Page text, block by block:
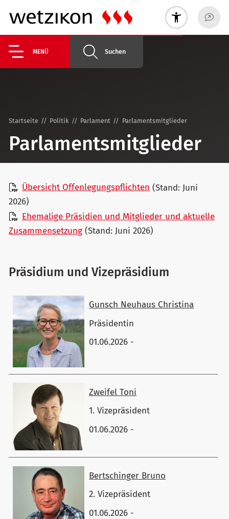
MENÜ Suchen
Startseite Politik Parlament Parlamentsmitglieder
Parlamentsmitglieder
Übersicht Offenlegungspflichten (Stand: Juni
2026)
Ehemalige Präsidien und Mitglieder und aktuelle
Zusammensetzung (Stand: Juni 2026)
Präsidium und Vizepräsidium
Gunsch Neuhaus ​Christina
Präsidentin
01.06.2026 -
Zweifel ​Toni
1. Vizepräsident
01.06.2026 -
Bertschinger ​Bruno
2. Vizepräsident
01.06.2026 -